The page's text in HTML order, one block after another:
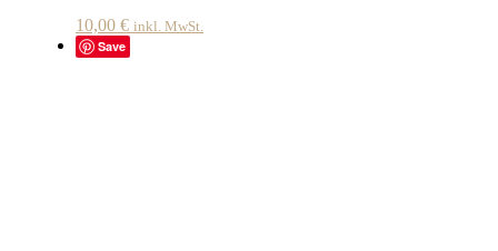
10,00 € inkl. MwSt.
Save